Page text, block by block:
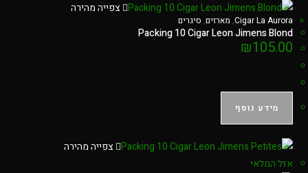
צפייה מהירה
Cigar La Aurora
, מארזים, סיגרים
Packing 10 Cigar Leon Jimens Blond
₪105.00
מידע נוסף
צפייה מהירה
אזל המלאי